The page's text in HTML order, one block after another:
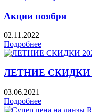
Акции ноября
02.11.2022
Подробнее
ЛЕТНИЕ СКИДКИ
03.06.2021
Подробнее